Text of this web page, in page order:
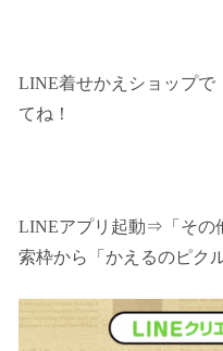
LINE着せかえショップで
てね！
LINEアプリ起動⇒「そ
索枠から「かえるのピク